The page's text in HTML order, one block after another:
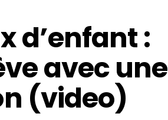
d’enfant :
avec une
(video)